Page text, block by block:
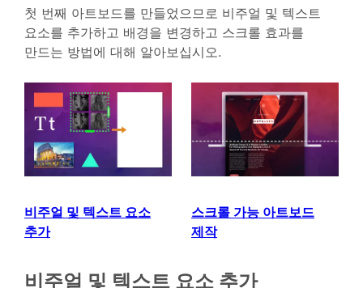
첫 번째 아트보드를 만들었으므로 비주얼 및 텍스트
요소를 추가하고 배경을 변경하고 스크롤 효과를
만드는 방법에 대해 알아보십시오.
비주얼 및 텍스트 요소
추가
스크롤 가능 아트보드
제작
비주얼 및 텍스트 요소 추가